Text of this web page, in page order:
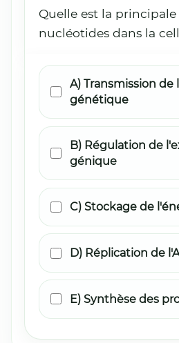
Quelle est la
nucléotides dans la
A) Transmission
génétique
B) Régulation de
génique
C) Stockage de
D) Réplication de
E) Synthèse des